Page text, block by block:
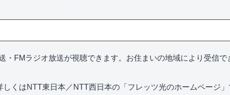
・FMラジオ放送が視聴できます。 お住まいの地域により受信で
くはNTT東日本／NTT西日本の「フレッツ光のホームページ」